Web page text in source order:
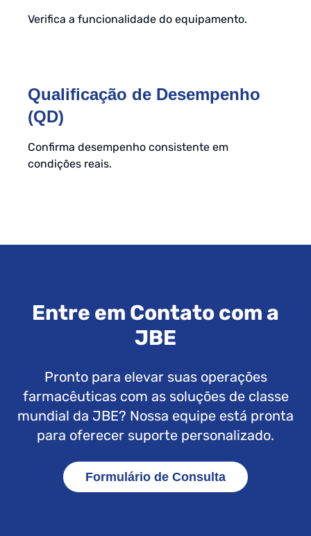
Verifica a funcionalidade do equipamento.
Qualificação de Desempenho
(QD)
Confirma desempenho consistente em
condições reais.
Entre em Contato com a
JBE
Pronto para elevar suas operações
farmacêuticas com as soluções de classe
mundial da JBE? Nossa equipe está pronta
para oferecer suporte personalizado.
Formulário de Consulta